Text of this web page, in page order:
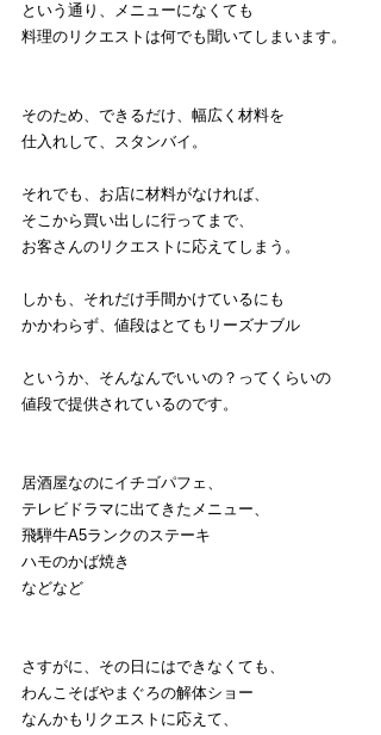
という通り、メニューになくても
料理のリクエストは何でも聞いてしまいます。
そのため、できるだけ、幅広く材料を
仕入れして、スタンバイ。
それでも、お店に材料がなければ、
そこから買い出しに行ってまで、
お客さんのリクエストに応えてしまう。
しかも、それだけ手間かけているにも
かかわらず、値段はとてもリーズナブル
というか、そんなんでいいの？ってくらいの
値段で提供されているのです。
居酒屋なのにイチゴパフェ、
テレビドラマに出てきたメニュー、
飛騨牛A5ランクのステーキ
ハモのかば焼き
などなど
さすがに、その日にはできなくても、
わんこそばやまぐろの解体ショー
なんかもリクエストに応えて、